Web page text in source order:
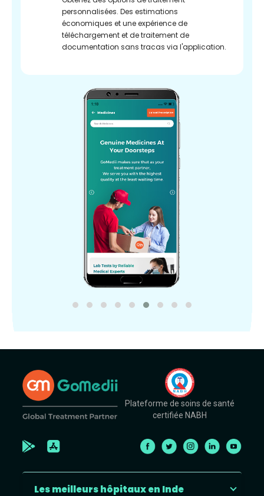
personnalisées. Des estimations
économiques et une expérience de
téléchargement et de traitement de
documentation sans tracas via l'application.
Plateforme de soins de santé
certifiée NABH
Les meilleurs hôpitaux en Inde